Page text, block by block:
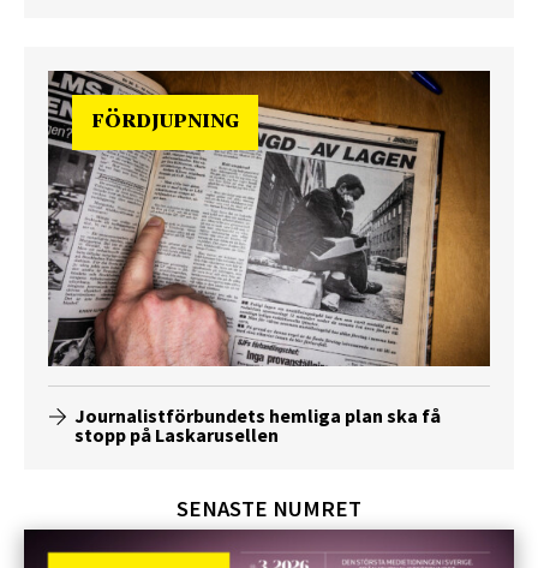
FÖRDJUPNING
Journalistförbundets hemliga plan ska få
stopp på Laskarusellen
SENASTE NUMRET